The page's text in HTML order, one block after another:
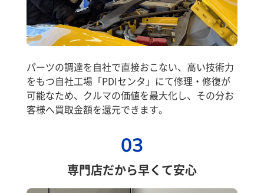
パーツの調達を自社で直接おこない、高い技術力
をもつ自社工場「PDIセンタ」にて修理・修復が
可能なため、クルマの価値を最大化し、その分お
客様へ買取金額を還元できます。
03
専門店だから早くて安心